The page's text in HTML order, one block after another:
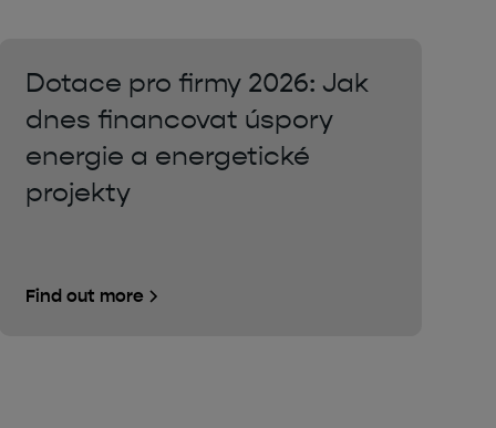
Dotace pro firmy 2026: Jak
dnes financovat úspory
energie a energetické
projekty
Find out more